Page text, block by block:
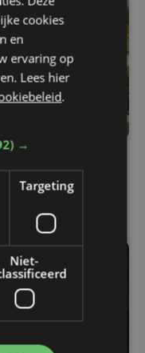
drie rijstroken
cookies
en
ervaring op
Lees hier
.
→
Targeting
Niet-